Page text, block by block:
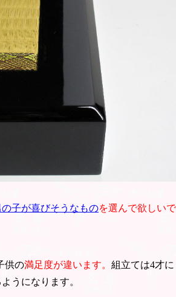
子が喜びそうなものを選んで欲しいで
供の満足度が違います。 組立ては4才に
うになります。